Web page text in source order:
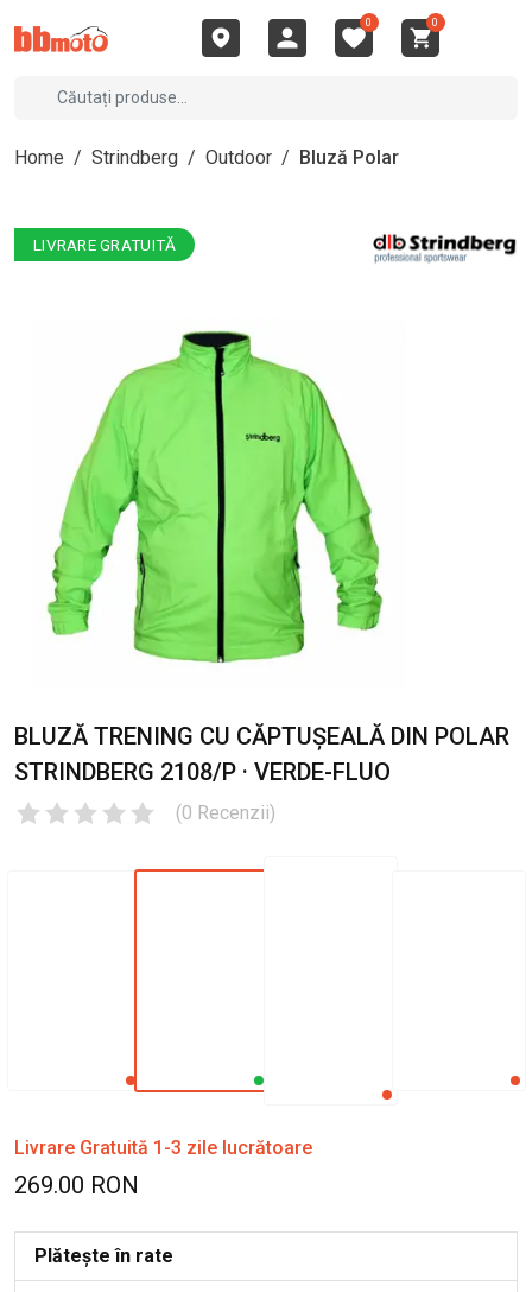
0 0
Home / Strindberg / Outdoor / Bluză Polar
LIVRARE GRATUITĂ
BLUZĂ TRENING CU CĂPTUȘEALĂ DIN POLAR
STRINDBERG 2108/P · VERDE-FLUO
(0 Recenzii)
Livrare Gratuită 1-3 zile lucrătoare
269.00 RON
Plătește în rate